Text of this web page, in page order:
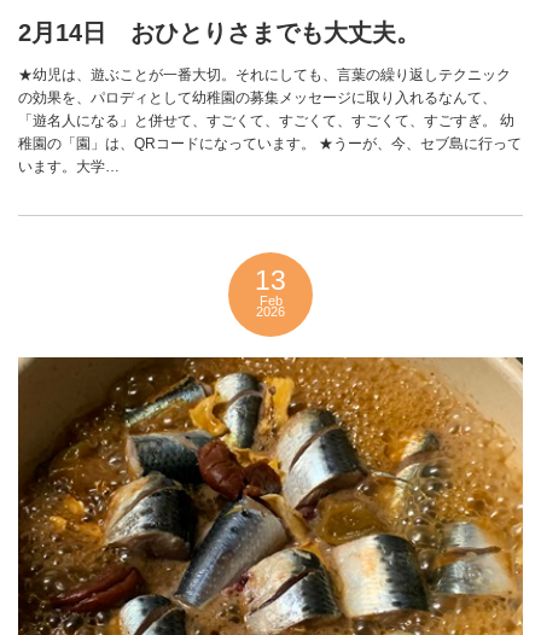
2月14日 おひとりさまでも大丈夫。
★幼児は、遊ぶことが一番大切。それにしても、言葉の繰り返しテクニック
の効果を、パロディとして幼稚園の募集メッセージに取り入れるなんて、
「遊名人になる」と併せて、すごくて、すごくて、すごくて、すごすぎ。 幼
稚園の「園」は、QRコードになっています。 ★うーが、今、セブ島に行って
います。大学…
13
Feb
2026